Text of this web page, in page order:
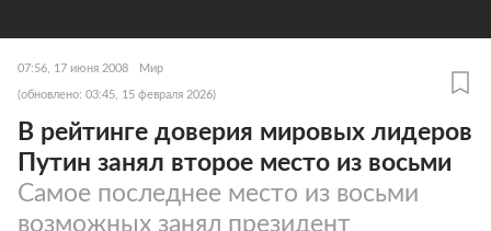
07:56, 17 июня 2008 Мир
(обновлено: 03:45, 15 февраля 2026)
В рейтинге доверия мировых лидеров
Путин занял второе место из восьми
Самое последнее место из восьми
возможных занял президент